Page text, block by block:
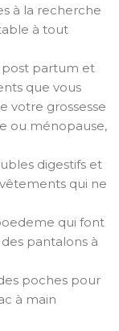
à la recherche
à tout
post partum et
que vous
votre grossesse
ou ménopause,
digestifs et
qui ne
qui font
pantalons à
poches pour
à main